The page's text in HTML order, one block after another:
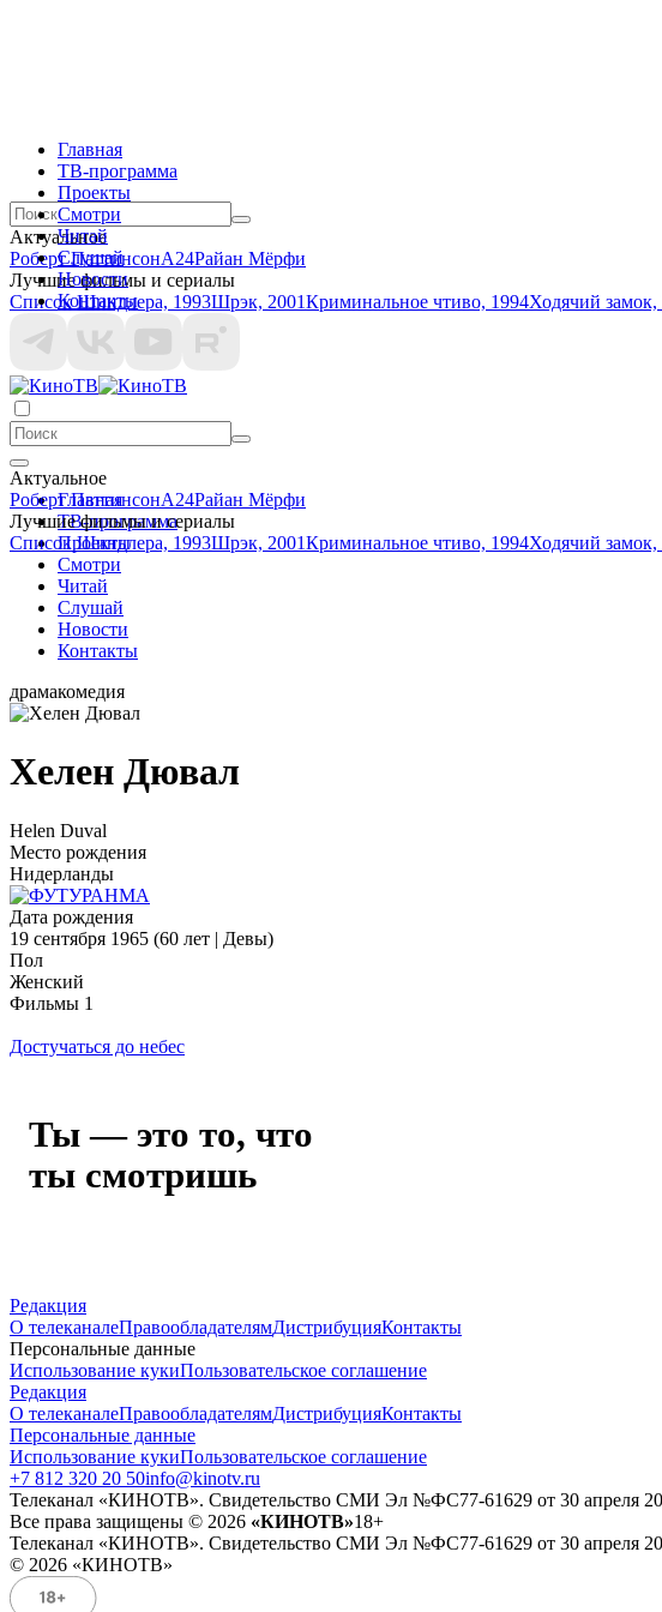
Главная
ТВ-программа
Проекты
Смотри
Читай
Слушай
Новости
Контакты
Актуальное
Роберт ПаттинсонA24Райан Мёрфи
Лучшие фильмы и сериалы
Список Шиндлера, 1993Шрэк, 2001Криминальное чтиво, 1994Ходячий замок,
Актуальное
Роберт ПаттинсонA24Райан Мёрфи
Лучшие фильмы и сериалы
Список Шиндлера, 1993Шрэк, 2001Криминальное чтиво, 1994Ходячий замок,
Главная
ТВ-программа
Проекты
Смотри
Читай
Слушай
Новости
Контакты
драмакомедия
Хелен Дювал
Helen Duval
Место рождения
Нидерланды
Дата рождения
19 сентября 1965 (60 лет | Девы)
Пол
Женский
Фильмы 1
Достучаться до небес
Ты — это то, что
ты смотришь
Редакция
О телеканалеПравообладателямДистрибуцияКонтакты
Персональные данные
Использование кукиПользовательское соглашение
Редакция
О телеканалеПравообладателямДистрибуцияКонтакты
Персональные данные
Использование кукиПользовательское соглашение
+7 812 320 20 50info@kinotv.ru
Телеканал «КИНОТВ». Свидетельство СМИ Эл №ФС77-61629 от 30 апреля
Все права защищены © 2026 «КИНОТВ»18+
Телеканал «КИНОТВ». Свидетельство СМИ Эл №ФС77-61629 от 30 апреля
© 2026 «КИНОТВ»